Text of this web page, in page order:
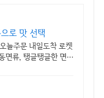
로 맛 선택
늘주문 내일도착 로켓
면류, 탱글탱글한 면발